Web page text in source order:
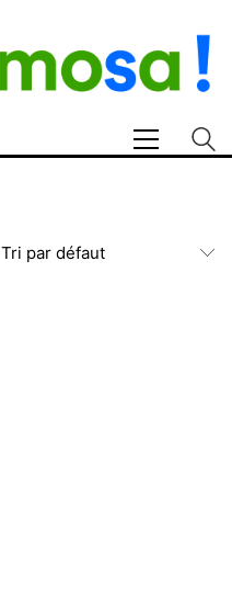
Tri par défaut